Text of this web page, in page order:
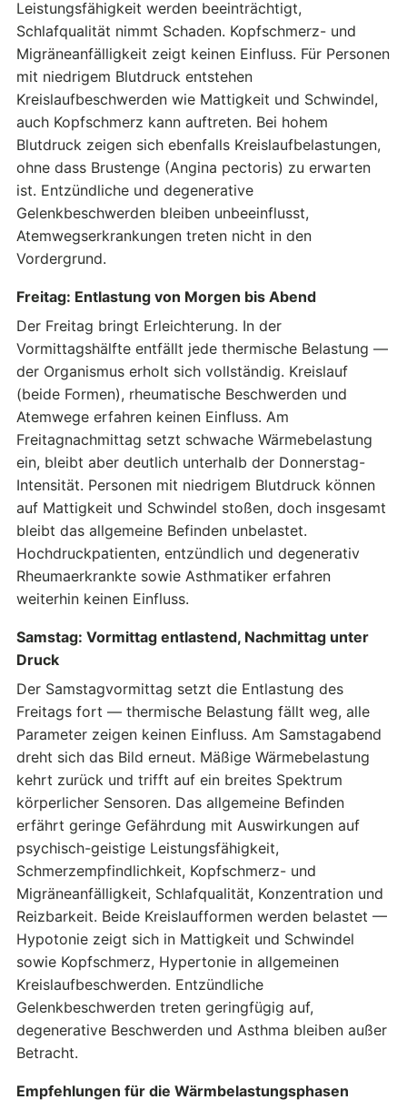
Leistungsfähigkeit werden beeinträchtigt,
Schlafqualität nimmt Schaden. Kopfschmerz- und
Migräneanfälligkeit zeigt keinen Einfluss. Für Personen
mit niedrigem Blutdruck entstehen
Kreislaufbeschwerden wie Mattigkeit und Schwindel,
auch Kopfschmerz kann auftreten. Bei hohem
Blutdruck zeigen sich ebenfalls Kreislaufbelastungen,
ohne dass Brustenge (Angina pectoris) zu erwarten
ist. Entzündliche und degenerative
Gelenkbeschwerden bleiben unbeeinflusst,
Atemwegserkrankungen treten nicht in den
Vordergrund.
Freitag: Entlastung von Morgen bis Abend
Der Freitag bringt Erleichterung. In der
Vormittagshälfte entfällt jede thermische Belastung —
der Organismus erholt sich vollständig. Kreislauf
(beide Formen), rheumatische Beschwerden und
Atemwege erfahren keinen Einfluss. Am
Freitagnachmittag setzt schwache Wärmebelastung
ein, bleibt aber deutlich unterhalb der Donnerstag-
Intensität. Personen mit niedrigem Blutdruck können
auf Mattigkeit und Schwindel stoßen, doch insgesamt
bleibt das allgemeine Befinden unbelastet.
Hochdruckpatienten, entzündlich und degenerativ
Rheumaerkrankte sowie Asthmatiker erfahren
weiterhin keinen Einfluss.
Samstag: Vormittag entlastend, Nachmittag unter
Druck
Der Samstagvormittag setzt die Entlastung des
Freitags fort — thermische Belastung fällt weg, alle
Parameter zeigen keinen Einfluss. Am Samstagabend
dreht sich das Bild erneut. Mäßige Wärmebelastung
kehrt zurück und trifft auf ein breites Spektrum
körperlicher Sensoren. Das allgemeine Befinden
erfährt geringe Gefährdung mit Auswirkungen auf
psychisch-geistige Leistungsfähigkeit,
Schmerzempfindlichkeit, Kopfschmerz- und
Migräneanfälligkeit, Schlafqualität, Konzentration und
Reizbarkeit. Beide Kreislaufformen werden belastet —
Hypotonie zeigt sich in Mattigkeit und Schwindel
sowie Kopfschmerz, Hypertonie in allgemeinen
Kreislaufbeschwerden. Entzündliche
Gelenkbeschwerden treten geringfügig auf,
degenerative Beschwerden und Asthma bleiben außer
Betracht.
Empfehlungen für die Wärmbelastungsphasen